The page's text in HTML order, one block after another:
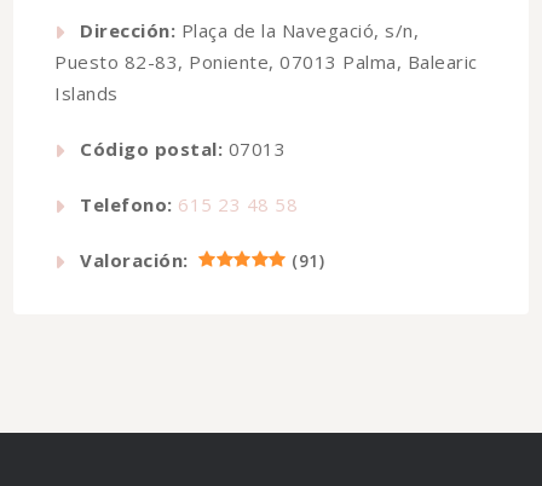
Dirección: Plaça de la Navegació, s/n,
Puesto 82-83, Poniente, 07013 Palma, Balearic
Islands
Código postal: 07013
Telefono: 615 23 48 58
Valoración: (91)